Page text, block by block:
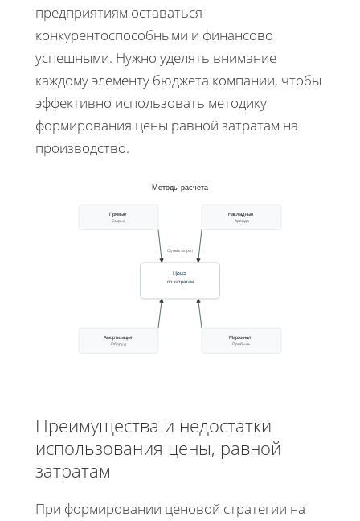
предприятиям оставаться
конкурентоспособными и финансово
успешными. Нужно уделять внимание
каждому элементу бюджета компании, чтобы
эффективно использовать методику
формирования цены равной затратам на
производство.
Методы расчета
Прямые
Сырье
Накладные
Аренда
Амортизация
Оборуд
Маржинал
Прибыль
Цена
по затратам
Сумма затрат
Преимущества и недостатки
использования цены, равной
затратам
При формировании ценовой стратегии на